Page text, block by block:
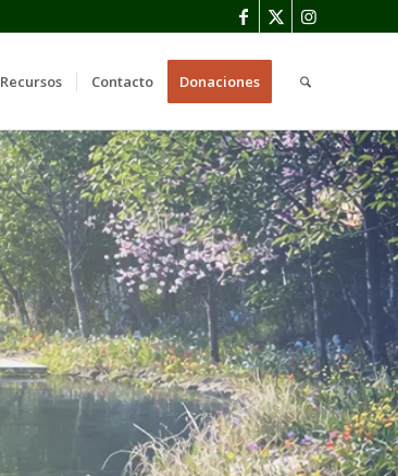
Recursos Contacto Donaciones